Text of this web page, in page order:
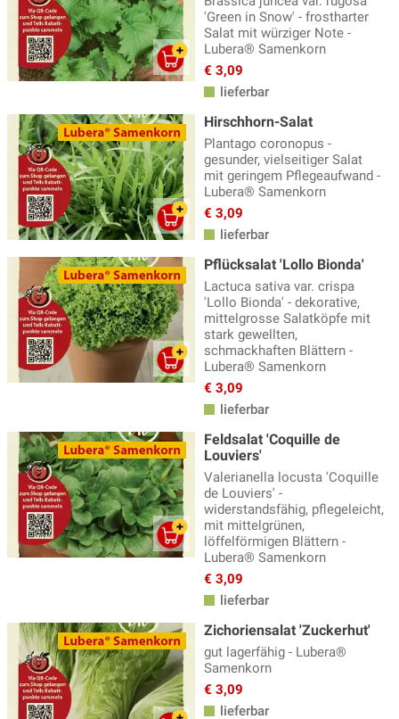
'Green in Snow' - frostharter
Salat mit würziger Note -
Lubera® Samenkorn
€ 3,09
lieferbar
Hirschhorn-Salat
Plantago coronopus -
gesunder, vielseitiger Salat
mit geringem Pflegeaufwand -
Lubera® Samenkorn
€ 3,09
lieferbar
Pflücksalat 'Lollo Bionda'
Lactuca sativa var. crispa
'Lollo Bionda' - dekorative,
mittelgrosse Salatköpfe mit
stark gewellten,
schmackhaften Blättern -
Lubera® Samenkorn
€ 3,09
lieferbar
Feldsalat 'Coquille de
Louviers'
Valerianella locusta 'Coquille
de Louviers' -
widerstandsfähig, pflegeleicht,
mit mittelgrünen,
löffelförmigen Blättern -
Lubera® Samenkorn
€ 3,09
lieferbar
Zichoriensalat 'Zuckerhut'
gut lagerfähig - Lubera®
Samenkorn
€ 3,09
lieferbar